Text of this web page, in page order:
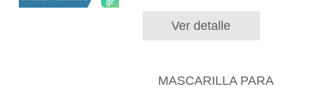
Ver detalle
MASCARILLA PARA